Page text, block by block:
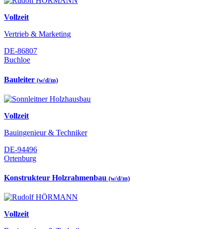
Vollzeit
Vertrieb & Marketing
DE-86807
Buchloe
Bauleiter (w/d/m)
Vollzeit
Bauingenieur & Techniker
DE-94496
Ortenburg
Konstrukteur Holzrahmenbau (w/d/m)
Vollzeit